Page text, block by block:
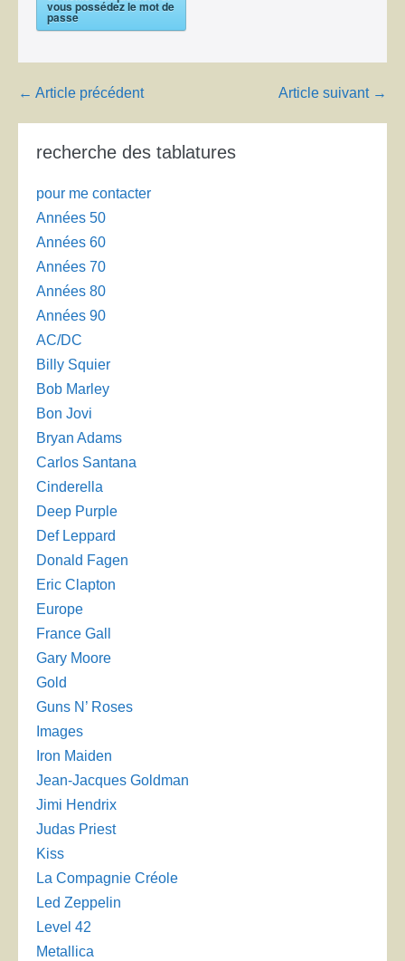
vous possédez le mot de
passe
Navigation
← Article précédent Article suivant →
recherche des tablatures
pour me contacter
Années 50
Années 60
Années 70
Années 80
Années 90
AC/DC
Billy Squier
Bob Marley
Bon Jovi
Bryan Adams
Carlos Santana
Cinderella
Deep Purple
Def Leppard
Donald Fagen
Eric Clapton
Europe
France Gall
Gary Moore
Gold
Guns N’ Roses
Images
Iron Maiden
Jean-Jacques Goldman
Jimi Hendrix
Judas Priest
Kiss
La Compagnie Créole
Led Zeppelin
Level 42
Metallica